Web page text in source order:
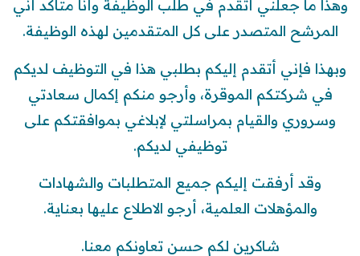
وهذا ما جعلني أتقدم في طلب الوظيفة وأنا متأكد أني
المرشح المتصدر على كل المتقدمين لهذه الوظيفة.
وبهذا فإني أتقدم إليكم بطلبي هذا في التوظيف لديكم
في شركتكم الموقرة، وأرجو منكم إكمال سعادتي
وسروري والقيام بمراسلتي لإبلاغي بموافقتكم على
توظيفي لديكم.
وقد أرفقت إليكم جميع المتطلبات والشهادات
والمؤهلات العلمية، أرجو الاطلاع عليها بعناية.
شاكرين لكم حسن تعاونكم معنا.